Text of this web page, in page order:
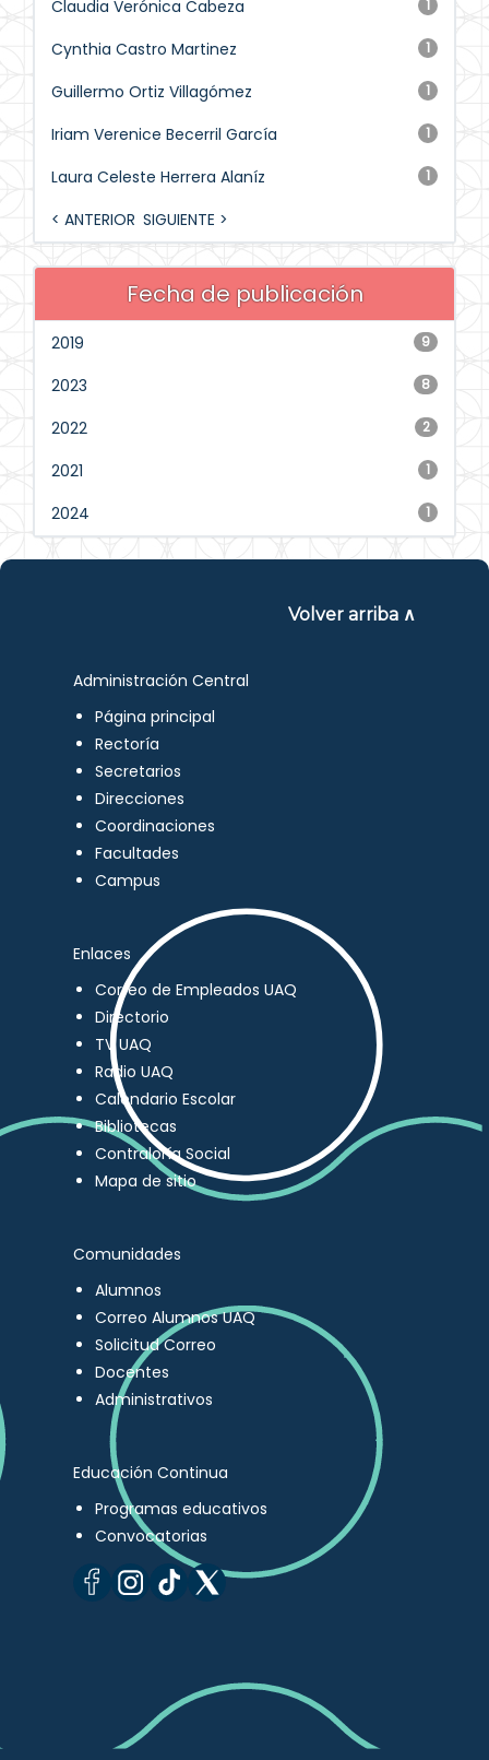
1
Claudia Verónica Cabeza
1
Cynthia Castro Martinez
1
Guillermo Ortiz Villagómez
1
Iriam Verenice Becerril García
1
Laura Celeste Herrera Alaníz
< ANTERIOR SIGUIENTE >
Fecha de publicación
9
2019
8
2023
2
2022
1
2021
1
2024
Volver arriba ∧
Administración Central
Página principal
Rectoría
Secretarios
Direcciones
Coordinaciones
Facultades
Campus
Enlaces
Correo de Empleados UAQ
Directorio
TV UAQ
Radio UAQ
Calendario Escolar
Bibliotecas
Contraloría Social
Mapa de sitio
Comunidades
Alumnos
Correo Alumnos UAQ
Solicitud Correo
Docentes
Administrativos
Educación Continua
Programas educativos
Convocatorias